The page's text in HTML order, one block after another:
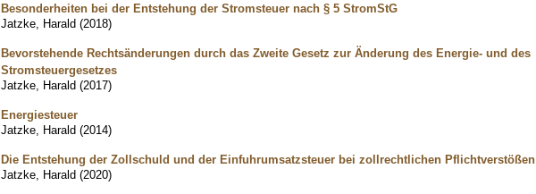
Besonderheiten bei der Entstehung der Stromsteuer nach § 5 StromStG
Jatzke, Harald (2018)
Bevorstehende Rechtsänderungen durch das Zweite Gesetz zur Änderung des Energie- und des
Stromsteuergesetzes
Jatzke, Harald (2017)
Energiesteuer
Jatzke, Harald (2014)
Die Entstehung der Zollschuld und der Einfuhrumsatzsteuer bei zollrechtlichen Pflichtverstößen
Jatzke, Harald (2020)